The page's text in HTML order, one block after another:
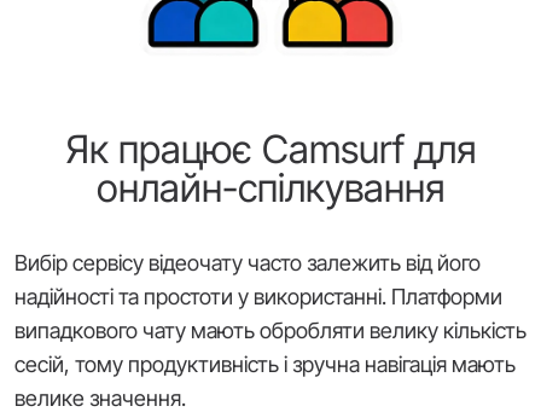
Як працює Camsurf для
онлайн-спілкування
Вибір сервісу відеочату часто залежить від його
надійності та простоти у використанні. Платформи
випадкового чату мають обробляти велику кількість
сесій, тому продуктивність і зручна навігація мають
велике значення.